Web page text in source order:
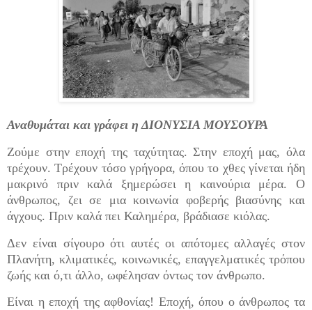
Αναθυμάται και γράφει η ΔΙΟΝΥΣΙΑ ΜΟΥΣΟΥΡΑ
Ζούμε στην εποχή της ταχύτητας. Στην εποχή μας, όλα
τρέχουν. Τρέχουν τόσο γρήγορα, όπου το χθες γίνεται ήδη
μακρινό πριν καλά ξημερώσει η καινούρια μέρα. Ο
άνθρωπος, ζει σε μια κοινωνία φοβερής βιασύνης και
άγχους. Πριν καλά πει Καλημέρα, βράδιασε κιόλας.
Δεν είναι σίγουρο ότι αυτές οι απότομες αλλαγές στον
Πλανήτη, κλιματικές, κοινωνικές, επαγγελματικές τρόπου
ζωής και ό,τι άλλο, ωφέλησαν όντως τον άνθρωπο.
Είναι η εποχή της αφθονίας! Εποχή, όπου ο άνθρωπος τα